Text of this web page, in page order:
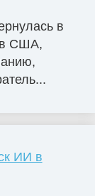
в
в США,
ИИ в